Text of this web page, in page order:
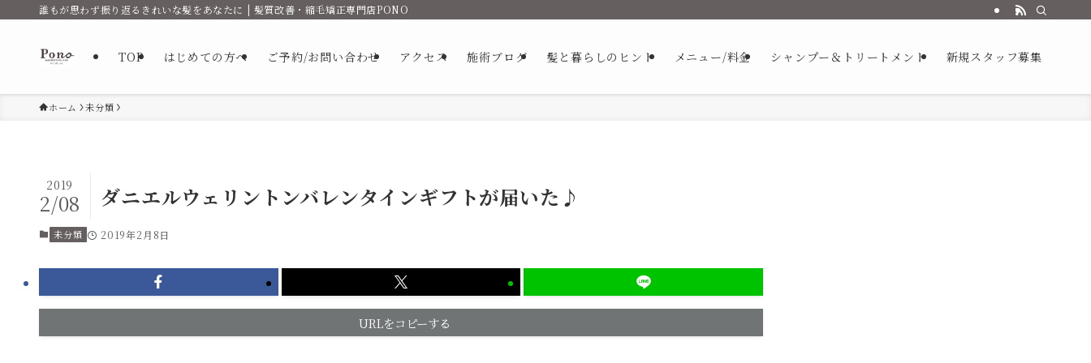
誰もが思わず振り返るきれいな髪をあなたに | 髪質改善・縮毛矯正専門店PONO
TOP はじめての方へ ご予約/お問い合わせ アクセス 施術ブログ 髪と暮らしのヒント メニュー/料金 シャンプー＆トリートメント 新規スタッフ募集
ホーム 未分類
ダニエルウェリントンバレンタインギフトが届いた♪
2019
2/08
未分類 2019年2月8日
URLをコピーする